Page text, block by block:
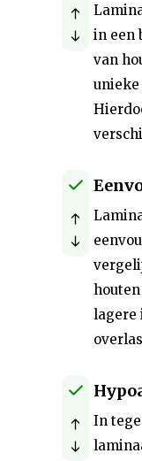
in een
van
lagere
In